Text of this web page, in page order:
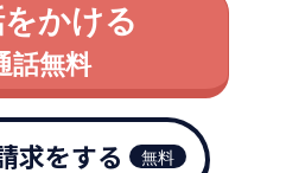
かける
話無料
求をする 無料